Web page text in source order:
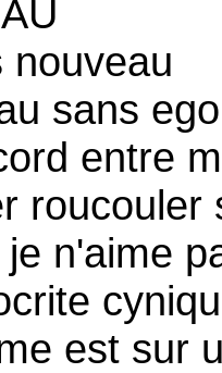
nouveau
sans
entre
roucouler
n'aime
est sur